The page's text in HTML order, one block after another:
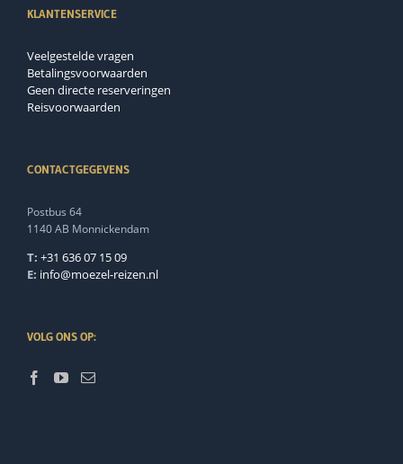
KLANTENSERVICE
Veelgestelde vragen
Betalingsvoorwaarden
Geen directe reserveringen
Reisvoorwaarden
CONTACTGEGEVENS
Postbus 64
1140 AB Monnickendam
T: +31 636 07 15 09
E: info@moezel-reizen.nl
VOLG ONS OP: